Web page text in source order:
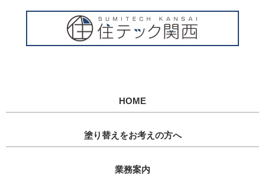
HOME
塗り替えをお考えの方へ
業務案内